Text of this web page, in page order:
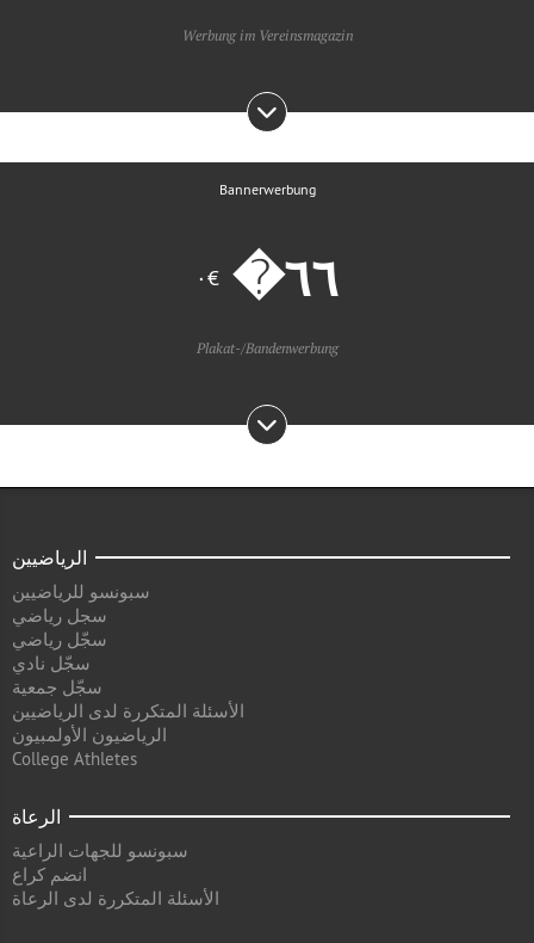
Werbung im Vereinsmagazin
Bannerwerbung
€٠
Plakat-/Bandenwerbung
الرياضيين
سبونسو للرياضيين
سجل رياضي
سجّل رياضي
سجّل نادي
سجّل جمعية
الأسئلة المتكررة لدى الرياضيين
الرياضيون الأولمبيون
College Athletes
الرعاة
سبونسو للجهات الراعية
انضم كراع
الأسئلة المتكررة لدى الرعاة